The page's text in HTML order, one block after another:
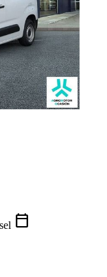
calendar_today